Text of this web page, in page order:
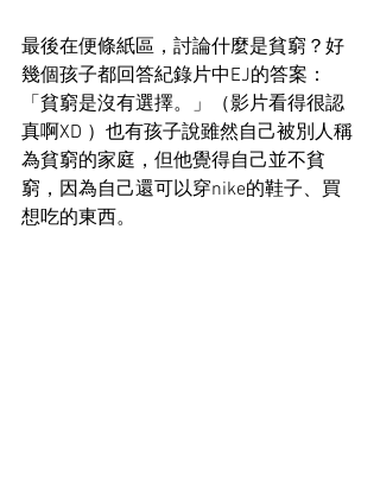
最後在便條紙區，討論什麼是貧窮？好
幾個孩子都回答紀錄片中EJ的答案：
「貧窮是沒有選擇。」（影片看得很認
真啊XD ）也有孩子說雖然自己被別人稱
為貧窮的家庭，但他覺得自己並不貧
窮，因為自己還可以穿nike的鞋子、買
想吃的東西。